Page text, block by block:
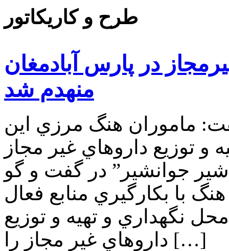
طرح و کاریکاتور
در پارس آبادمغان
منهدم شد
ماموران هنگ مرزي این
و توزيع داروهاي غير مجاز
جوانشير” در گفت و گو
با بکارگيري منابع فعال
نگهداري و تهيه و توزيع
داروهاي غير مجاز را […]